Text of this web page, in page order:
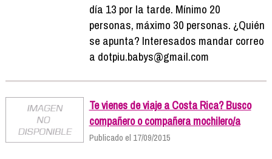
día 13 por la tarde. Mínimo 20
personas, máximo 30 personas. ¿Quién
se apunta? Interesados mandar correo
a dotpiu.babys@gmail.com
Te vienes de viaje a Costa Rica? Busco
compañero o compañera mochilero/a
Publicado el 17/09/2015